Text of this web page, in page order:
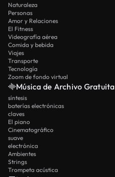
Naturaleza
Personas
Amor y Relaciones
El Fitness
Videografía aérea
Comida y bebida
Viajes
Transporte
Tecnología
Zoom de fondo virtual
Música de Archivo Gratuita
síntesis
baterías electrónicas
claves
El piano
Cinematográfico
suave
electrónica
Ambientes
Strings
Trompeta acústica